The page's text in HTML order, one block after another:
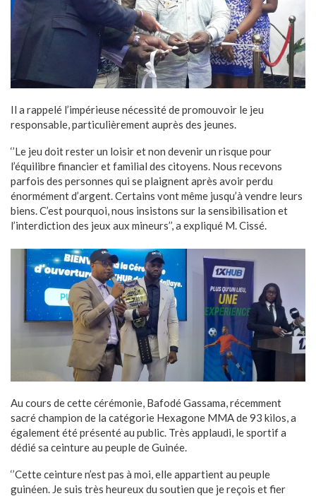
Il a rappelé l’impérieuse nécessité de promouvoir le jeu
responsable, particulièrement auprès des jeunes.
‘’Le jeu doit rester un loisir et non devenir un risque pour
l’équilibre financier et familial des citoyens. Nous recevons
parfois des personnes qui se plaignent après avoir perdu
énormément d’argent. Certains vont même jusqu’à vendre leurs
biens. C’est pourquoi, nous insistons sur la sensibilisation et
l’interdiction des jeux aux mineurs’’, a expliqué M. Cissé.
Au cours de cette cérémonie, Bafodé Gassama, récemment
sacré champion de la catégorie Hexagone MMA de 93 kilos, a
également été présenté au public. Très applaudi, le sportif a
dédié sa ceinture au peuple de Guinée.
‘’Cette ceinture n’est pas à moi, elle appartient au peuple
guinéen. Je suis très heureux du soutien que je reçois et fier